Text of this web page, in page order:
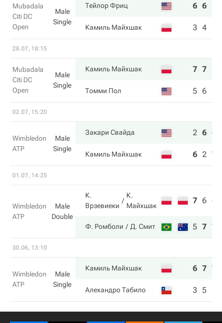
Mubadala
Citi DC
Open
Male
Single
Тейлор Фриц 6 6
Камиль Майхшак 3 4
28.07, 18:15
Mubadala
Citi DC
Open
Male
Single
Камиль Майхшак 7 7
Томми Пол 5 6
02.07, 15:20
Wimbledon
ATP
Male
Single
Закари Свайда 2 6 6
Камиль Майхшак 6 2 7
01.07, 14:25
Wimbledon
ATP
Male
Double
К.
Врзевиеки
К.
Майхшак
7 6 6
Ф. Ромболи Д. Смит 5 7 7
30.06, 13:10
Wimbledon
ATP
Male
Single
Камиль Майхшак 6 7 7
Алехандро Табило 3 5 5